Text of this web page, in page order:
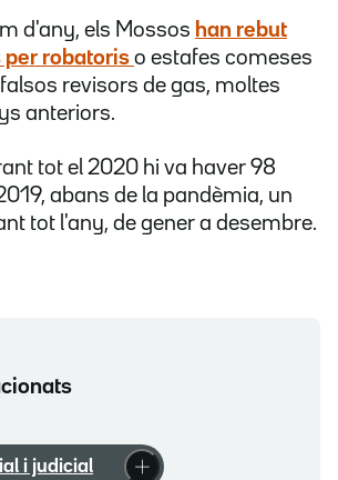
d'any, els Mossos han rebut
per robatoris o estafes comeses
revisors de gas, moltes
anteriors.
tot el 2020 hi va haver 98
abans de la pandèmia, un
tot l'any, de gener a desembre.
i judicial